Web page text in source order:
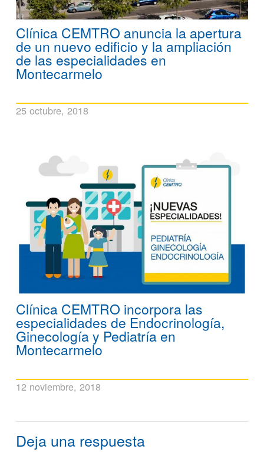
Clínica CEMTRO anuncia la apertura
de un nuevo edificio y la ampliación
de las especialidades en
Montecarmelo
25 octubre, 2018
Clínica CEMTRO incorpora las
especialidades de Endocrinología,
Ginecología y Pediatría en
Montecarmelo
12 noviembre, 2018
Deja una respuesta